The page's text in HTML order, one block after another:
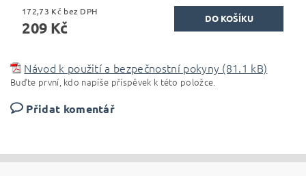
172,73 Kč bez DPH
209 Kč
Návod k použití a bezpečnostní pokyny (81.1 kB)
Buďte první, kdo napíše příspěvek k této položce.
Přidat komentář